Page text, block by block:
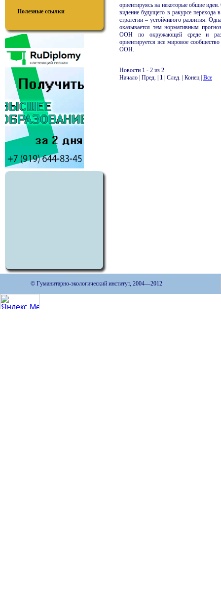
Полезные ссылки
ориентируясь на некоторые общие
видение будущего в ракурсе
стратегии – устойчивого развития.
оказывается тем нормативным
ООН по окружающей среде и
ориентируется все мировое
ООН.
Новости 1 - 2 из 2
Начало | Пред. | 1 | След. | Конец | Все
© Гуманитарно-экологический институт, 2004—2012